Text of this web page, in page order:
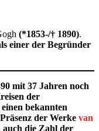
(*1853-/† 1890).
einer der Begründer
mit 37 Jahren noch
der
bekannten
der Werke van
die Zahl der